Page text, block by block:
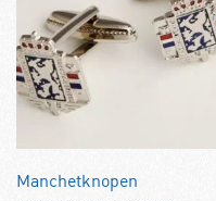
Manchetknopen